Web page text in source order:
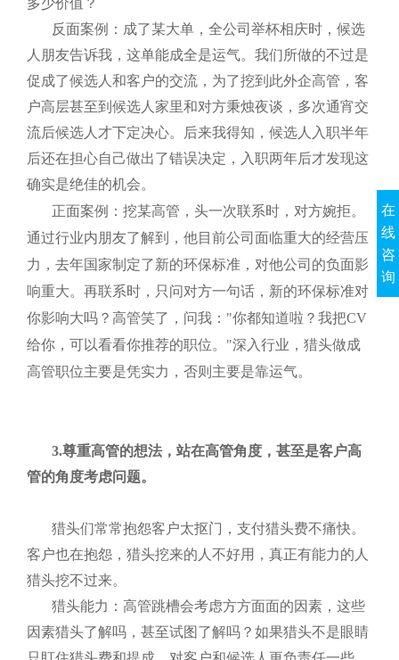
多少价值？
反面案例：成了某大单，全公司举杯相庆时，候选
人朋友告诉我，这单能成全是运气。我们所做的不过是
促成了候选人和客户的交流，为了挖到此外企高管，客
户高层甚至到候选人家里和对方秉烛夜谈，多次通宵交
流后候选人才下定决心。后来我得知，候选人入职半年
后还在担心自己做出了错误决定，入职两年后才发现这
确实是绝佳的机会。
正面案例：挖某高管，头一次联系时，对方婉拒。
通过行业内朋友了解到，他目前公司面临重大的经营压
力，去年国家制定了新的环保标准，对他公司的负面影
响重大。再联系时，只问对方一句话，新的环保标准对
你影响大吗？高管笑了，问我："你都知道啦？我把CV
给你，可以看看你推荐的职位。"深入行业，猎头做成
高管职位主要是凭实力，否则主要是靠运气。
3.尊重高管的想法，站在高管角度，甚至是客户高
管的角度考虑问题。
猎头们常常抱怨客户太抠门，支付猎头费不痛快。
客户也在抱怨，猎头挖来的人不好用，真正有能力的人
猎头挖不过来。
猎头能力：高管跳槽会考虑方方面面的因素，这些
因素猎头了解吗，甚至试图了解吗？如果猎头不是眼睛
在
线
咨
询